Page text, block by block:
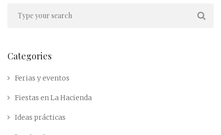
Categories
Ferias y eventos
Fiestas en La Hacienda
Ideas prácticas